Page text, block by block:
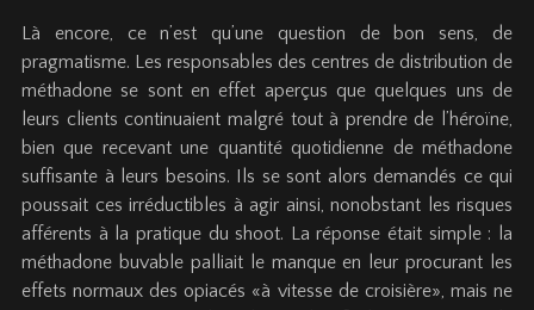
Là encore, ce n’est qu’une question de bon sens, de
pragmatisme. Les responsables des centres de distribution de
méthadone se sont en effet aperçus que quelques uns de
leurs clients continuaient malgré tout à prendre de l’héroïne,
bien que recevant une quantité quotidienne de méthadone
suffisante à leurs besoins. Ils se sont alors demandés ce qui
poussait ces irréductibles à agir ainsi, nonobstant les risques
afférents à la pratique du shoot. La réponse était simple : la
méthadone buvable palliait le manque en leur procurant les
effets normaux des opiacés «à vitesse de croisière», mais ne